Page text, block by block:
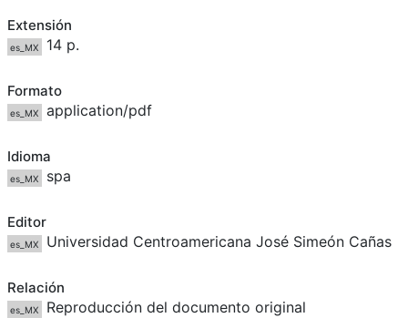
Extensión
es_MX 14 p.
Formato
es_MX application/pdf
Idioma
es_MX spa
Editor
es_MX Universidad Centroamericana José Simeón Cañas
Relación
es_MX Reproducción del documento original